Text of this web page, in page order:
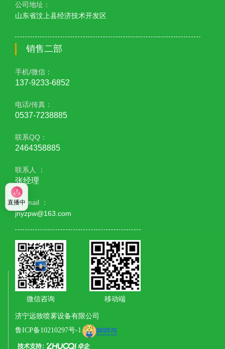
公司地址：
山东省汶上县经济技术开发区
销售二部
手机/微信：
137-9233-6852
电话/传真：
0537-7238885
联系QQ：
2464358885
联系人 ：
张经理
E - mail ：
jnyzpw@163.com
微信咨询 移动端
济宁远致喷雾设备有限公司
鲁ICP备10210297号-1
直播中